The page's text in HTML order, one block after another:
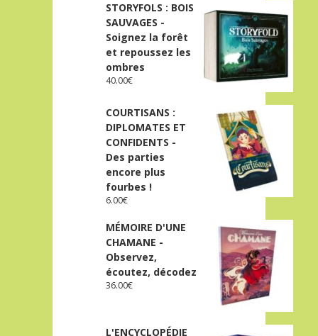
STORYFOLS : BOIS
SAUVAGES -
Soignez la forêt
et repoussez les
ombres
40.00€
COURTISANS :
DIPLOMATES ET
CONFIDENTS -
Des parties
encore plus
fourbes !
6.00€
MÉMOIRE D'UNE
CHAMANE -
Observez,
écoutez, décodez
36.00€
L'ENCYCLOPÉDIE